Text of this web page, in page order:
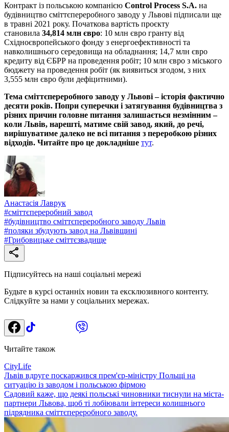
Контракт із польською компанією Control Process S.A. на
будівництво сміттєпереробного заводу у Львові підписали ще
в травні 2021 року. Початкова вартість проєкту
становила 34,814 млн євро: 10 млн євро гранту від
Східноєвропейського фонду з енергоефективності та
навколишнього середовища на обладнання; 14,7 млн євро
кредиту від ЄБРР на проведення робіт; 10 млн євро з міського
бюджету на проведення робіт (як виявиться згодом, з них
3,555 млн євро були дефіцитними).
Тема сміттєпереробного заводу у Львові – історія фактично
десяти років. Попри суперечки і затягування будівництва з
різних причин головне питання залишається незмінним –
коли Львів, нарешті, матиме свій завод, який, до речі,
вирішуватиме далеко не всі питання з переробкою різних
відходів. Читайте про це докладніше тут.
Анастасія Лаврук
#сміттєпереробний завод
#будівництво сміттєпереробного заводу Львів
#поляки збудують завод на Львівщині
#Грибовицьке сміттєзвадище
Підписуйтесь на наші соціальні мережі
Будьте в курсі останніх новин та ексклюзивного контенту.
Слідкуйте за нами у соціальних мережах.
Читайте також
CityLife
Львів вдруге поскаржився прем'єр-міністру Польщі на
ситуацію із заводом і польською фірмою
Садовий каже, що деякі польські чиновники тиснули на міста-
партнери Львова, щоб ті лобіювали інтереси колишнього
підрядника сміттєпереробного заводу.